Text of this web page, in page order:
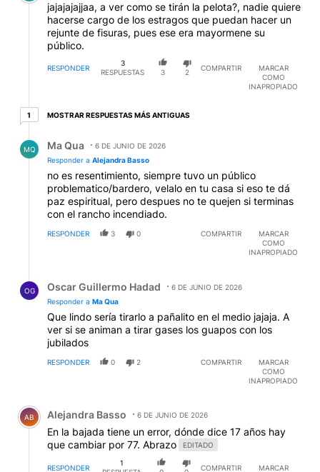
jajajajajjaa, a ver como se tirán la pelota?, nadie quiere
hacerse cargo de los estragos que puedan hacer un
rejunte de fisuras, pues ese era mayormene su
público.
RESPONDER
3
RESPUESTAS
3 2
COMPARTIR
MARCAR
COMO
INAPROPIADO
11 respuesta más antiguas
MOSTRAR RESPUESTAS MÁS ANTIGUAS
MQ Ma Qua
6 DE JUNIO DE 2026
Responder a Alejandra Basso
no es resentimiento, siempre tuvo un público
problematico/bardero, velalo en tu casa si eso te dá
paz espiritual, pero despues no te quejen si terminas
con el rancho incendiado.
RESPONDER 3 0 COMPARTIR
MARCAR
COMO
INAPROPIADO
OG Oscar Guillermo Hadad
6 DE JUNIO DE 2026
Responder a Ma Qua
Que lindo sería tirarlo a pañalito en el medio jajaja. A
ver si se animan a tirar gases los guapos con los
jubilados
RESPONDER 0 2 COMPARTIR
MARCAR
COMO
INAPROPIADO
Comentario de Alejandra Basso.
AB Alejandra Basso 6 DE JUNIO DE 2026
En la bajada tiene un error, dónde dice 17 años hay
que cambiar por 77. Abrazo
EDITADO
RESPONDER
1
COMPARTIR
MARCAR